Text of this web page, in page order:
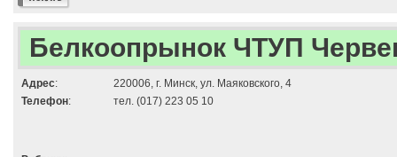
Белкоопрынок ЧТУП
Адрес:
220006, г. Минск, ул. Маяковского, 4
Телефон: тел. (017) 223 05 10